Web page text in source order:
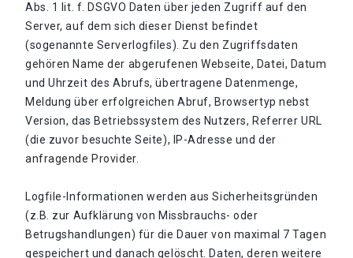
Abs. 1 lit. f. DSGVO Daten über jeden Zugriff auf den
Server, auf dem sich dieser Dienst befindet
(sogenannte Serverlogfiles). Zu den Zugriffsdaten
gehören Name der abgerufenen Webseite, Datei, Datum
und Uhrzeit des Abrufs, übertragene Datenmenge,
Meldung über erfolgreichen Abruf, Browsertyp nebst
Version, das Betriebssystem des Nutzers, Referrer URL
(die zuvor besuchte Seite), IP-Adresse und der
anfragende Provider.
Logfile-Informationen werden aus Sicherheitsgründen
(z.B. zur Aufklärung von Missbrauchs- oder
Betrugshandlungen) für die Dauer von maximal 7 Tagen
gespeichert und danach gelöscht. Daten, deren weitere